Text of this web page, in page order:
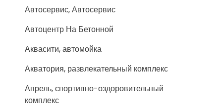
Автосервис, Автосервис
Автоцентр На Бетонной
Аквасити, автомойка
Акватория, развлекательный комплекс
Апрель, спортивно-оздоровительный
комплекс